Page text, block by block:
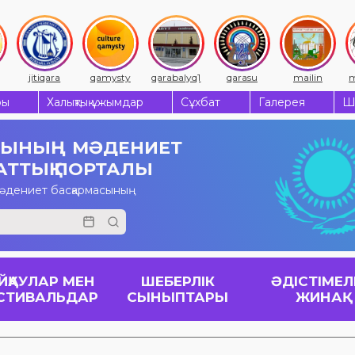
jitiqara qamysty qarabalyq1 qarasu mailin
Халықтық ұжымдар Сұхбат Галерея
МӘДЕНИЕТ
ПОРТАЛЫ
басқармасының
МЕН
ШЕБЕРЛІК
СЫНЫПТАРЫ
ЖИНАҚ